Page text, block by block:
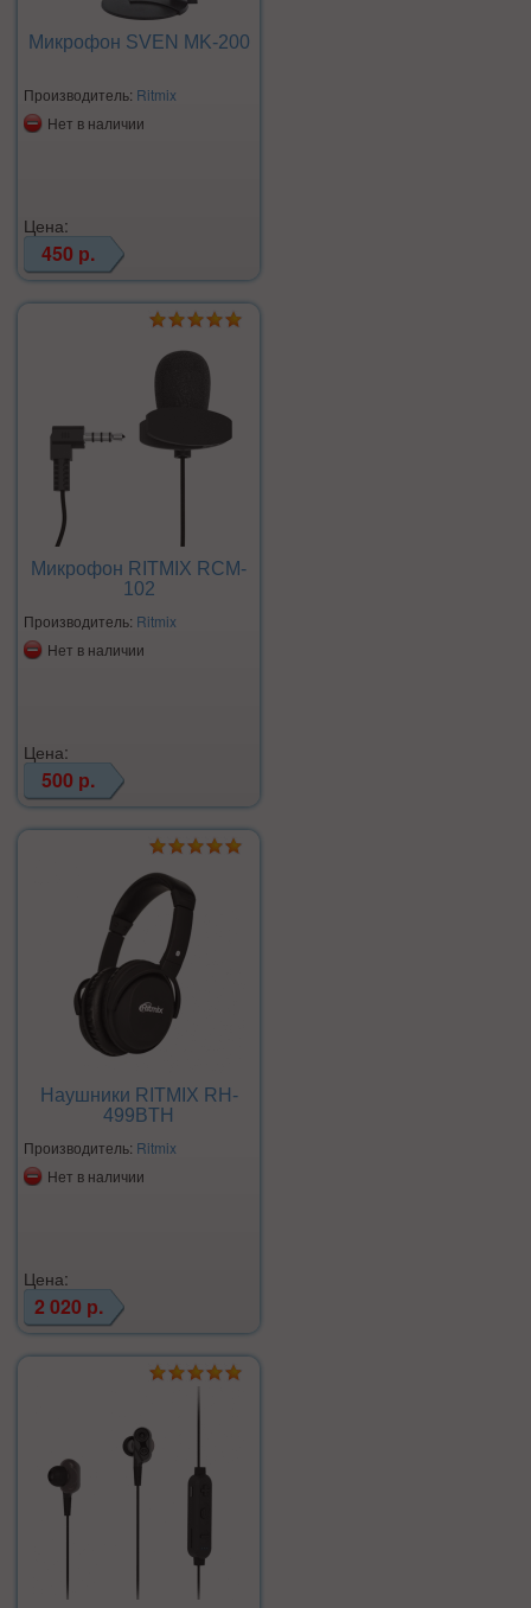
Микрофон SVEN MK-200
Производитель: Ritmix
Нет в наличии
Цена:
450 р.
Микрофон RITMIX RCM-
102
Производитель: Ritmix
Нет в наличии
Цена:
500 р.
Наушники RITMIX RH-
499BTH
Производитель: Ritmix
Нет в наличии
Цена:
2 020 р.